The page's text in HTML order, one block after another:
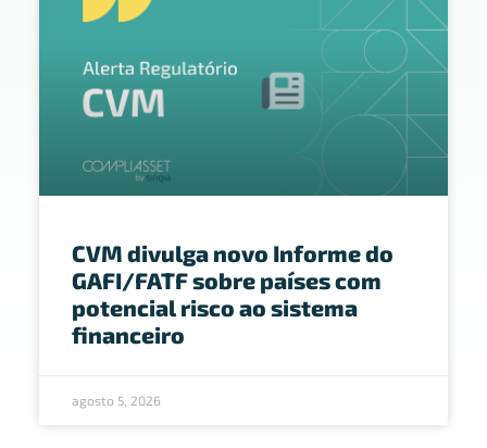
CVM divulga novo Informe do
GAFI/FATF sobre países com
potencial risco ao sistema
financeiro
agosto 5, 2026